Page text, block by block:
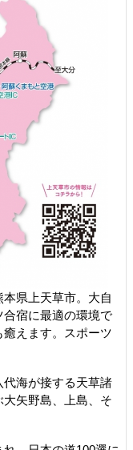
県上天草市。大自
宿に最適の環境で
えます。スポーツ
代海が接する天草諸
矢野島、上島、そ